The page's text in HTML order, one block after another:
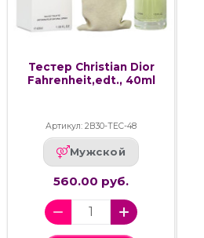
Тестер Christian Dior
Fahrenheit,edt., 40ml
Артикул: 2В30-ТЕС-48
Мужской
560.00 руб.